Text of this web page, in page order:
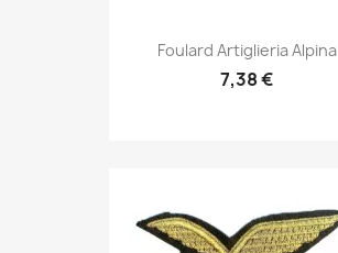
 Anteprima
Foulard Artiglieria Alpina
7,38 €